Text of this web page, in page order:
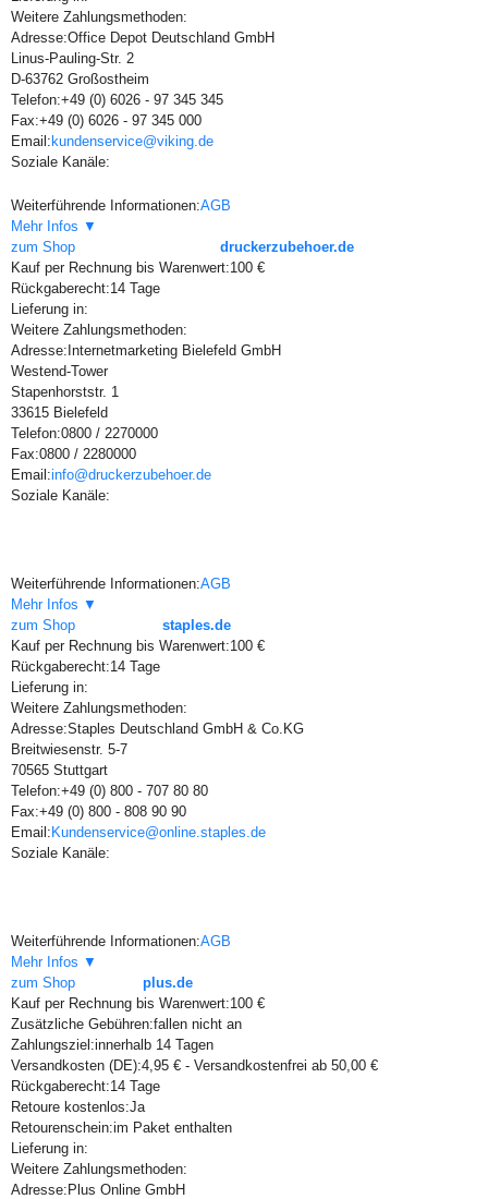
Weitere Zahlungsmethoden:
Adresse:Office Depot Deutschland GmbH
Linus-Pauling-Str. 2
D-63762 Großostheim
Telefon:+49 (0) 6026 - 97 345 345
Fax:+49 (0) 6026 - 97 345 000
Email: kundenservice@viking.de
Soziale Kanäle:
Weiterführende Informationen:AGB
Mehr Infos ▼
zum Shop
druckerzubehoer.de
Kauf per Rechnung bis Warenwert:100 €
Rückgaberecht:14 Tage
Lieferung in:
Weitere Zahlungsmethoden:
Adresse: Internetmarketing Bielefeld GmbH
Westend-Tower
Stapenhorststr. 1
33615 Bielefeld
Telefon:0800 / 2270000
Fax:0800 / 2280000
Email:info@druckerzubehoer.de
Soziale Kanäle:
Weiterführende Informationen:AGB
Mehr Infos ▼
zum Shop
staples.de
Kauf per Rechnung bis Warenwert:100 €
Rückgaberecht:14 Tage
Lieferung in:
Weitere Zahlungsmethoden:
Adresse:Staples Deutschland GmbH & Co.KG
Breitwiesenstr. 5-7
70565 Stuttgart
Telefon:+49 (0) 800 - 707 80 80
Fax:+49 (0) 800 - 808 90 90
Email: Kundenservice@online.staples.de
Soziale Kanäle:
Weiterführende Informationen:AGB
Mehr Infos ▼
zum Shop
plus.de
Kauf per Rechnung bis Warenwert:100 €
Zusätzliche Gebühren:fallen nicht an
Zahlungsziel:innerhalb 14 Tagen
Versandkosten (DE):4,95 € - Versandkostenfrei ab 50,00 €
Rückgaberecht:14 Tage
Retoure kostenlos:Ja
Retourenschein:im Paket enthalten
Lieferung in:
Weitere Zahlungsmethoden:
Adresse: Plus Online GmbH